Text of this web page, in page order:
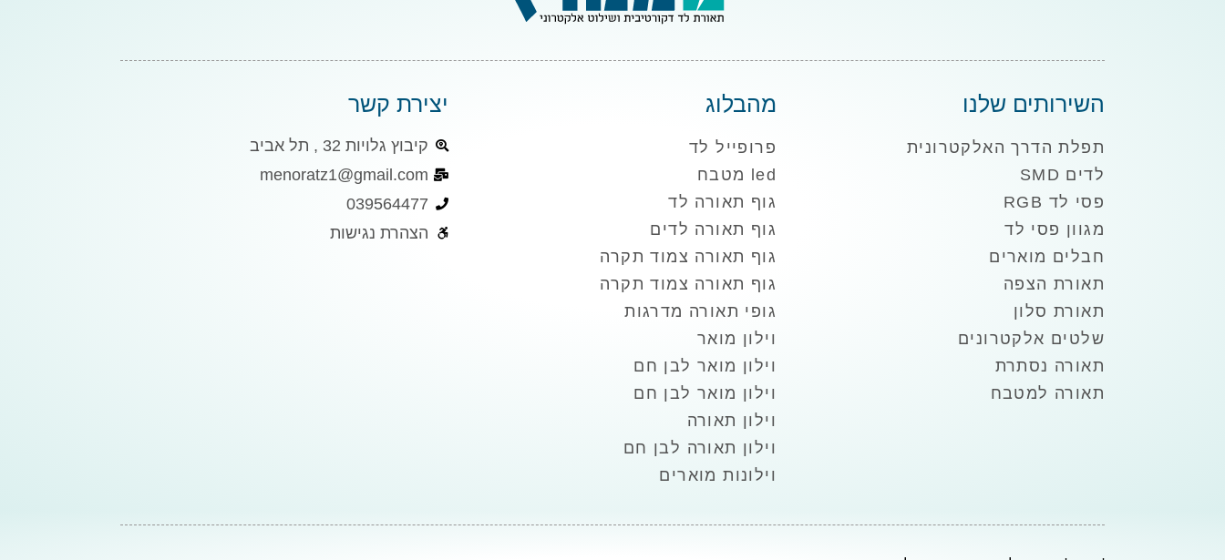
השירותים שלנו
תפלת הדרך האלקטרונית
לדים SMD
פסי לד RGB
מגוון פסי לד
חבלים מוארים
תאורת הצפה
תאורת סלון
שלטים אלקטרונים
תאורה נסתרת
תאורה למטבח
מהבלוג
פרופייל לד
led מטבח
גוף תאורה לד
גוף תאורה לדים
גוף תאורה צמוד תקרה
גוף תאורה צמוד תקרה
גופי תאורה מדרגות
וילון מואר
וילון מואר לבן חם
וילון מואר לבן חם
וילון תאורה
וילון תאורה לבן חם
וילונות מוארים
יצירת קשר
קיבוץ גלויות 32 , תל אביב
menoratz1@gmail.com
039564477
הצהרת נגישות